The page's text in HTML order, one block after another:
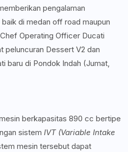
pengalaman
di medan off road maupun
Operating Officer Ducati
peluncuran Dessert V2 dan
baru di Pondok Indah (Jumat,
berkapasitas 890 cc bertipe
sistem IVT (Variable Intake
mesin tersebut dapat